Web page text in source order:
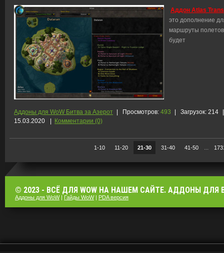
Аддон Atlas
это дополнение
маршруты
будет
Аддоны для WoW Битва за Азерот | Просмотров: 493 | Загрузок: 214
|
15.03.2020
| Комментарии (0)
1-10 11-20 21-30 31-40 41-50 ...
© 2023 - ВСЁ ДЛЯ WOW НА НАШЕМ САЙТЕ. АДДОНЫ ДЛЯ
Аддоны для WoW| Гайды WoW| PDA версия